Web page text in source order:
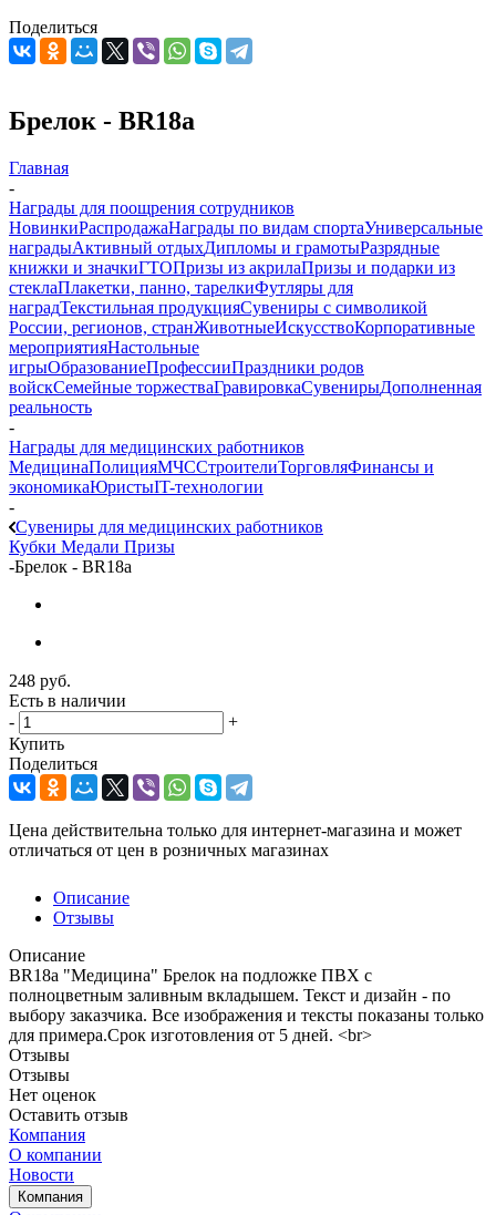
Поделиться
Брелок - BR18a
Главная
-
Награды для поощрения сотрудников
НовинкиРаспродажаНаграды по видам спортаУниверсальные
наградыАктивный отдыхДипломы и грамотыРазрядные
книжки и значкиГТОПризы из акрилаПризы и подарки из
стеклаПлакетки, панно, тарелкиФутляры для
наградТекстильная продукцияСувениры с символикой
России, регионов, странЖивотныеИскусствоКорпоративные
мероприятияНастольные
игрыОбразованиеПрофессииПраздники родов
войскСемейные торжестваГравировкаСувенирыДополненная
реальность
-
Награды для медицинских работников
МедицинаПолицияМЧССтроителиТорговляФинансы и
экономикаЮристыIT-технологии
-
Сувениры для медицинских работников
Кубки Медали Призы
-Брелок - BR18a
248 руб.
Есть в наличии
-
+
Купить
Поделиться
Цена действительна только для интернет-магазина и может
отличаться от цен в розничных магазинах
Описание
Отзывы
Описание
BR18a "Медицина" Брелок на подложке ПВХ с
полноцветным заливным вкладышем. Текст и дизайн - по
выбору заказчика. Все изображения и тексты показаны только
для примера.Срок изготовления от 5 дней. <br>
Отзывы
Отзывы
Нет оценок
Оставить отзыв
Компания
О компании
Новости
Компания